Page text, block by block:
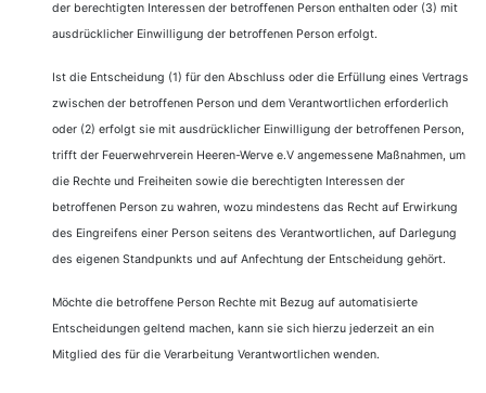
der berechtigten Interessen der betroffenen Person enthalten oder (3) mit
ausdrücklicher Einwilligung der betroffenen Person erfolgt.
Ist die Entscheidung (1) für den Abschluss oder die Erfüllung eines Vertrags
zwischen der betroffenen Person und dem Verantwortlichen erforderlich
oder (2) erfolgt sie mit ausdrücklicher Einwilligung der betroffenen Person,
trifft der Feuerwehrverein Heeren-Werve e.V angemessene Maßnahmen, um
die Rechte und Freiheiten sowie die berechtigten Interessen der
betroffenen Person zu wahren, wozu mindestens das Recht auf Erwirkung
des Eingreifens einer Person seitens des Verantwortlichen, auf Darlegung
des eigenen Standpunkts und auf Anfechtung der Entscheidung gehört.
Möchte die betroffene Person Rechte mit Bezug auf automatisierte
Entscheidungen geltend machen, kann sie sich hierzu jederzeit an ein
Mitglied des für die Verarbeitung Verantwortlichen wenden.